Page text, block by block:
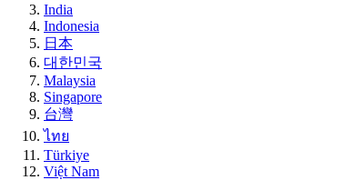
India
Indonesia
日本
대한민국
Malaysia
Singapore
台灣
ไทย
Türkiye
Việt Nam